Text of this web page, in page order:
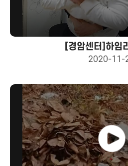
[경암센터]하임
2020-11-